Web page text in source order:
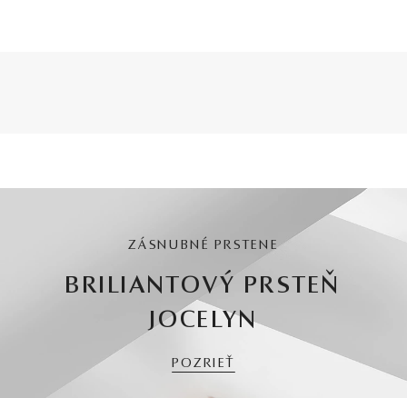
ZÁSNUBNÉ PRSTENE
BRILIANTOVÝ PRSTEŇ
JOCELYN
POZRIEŤ